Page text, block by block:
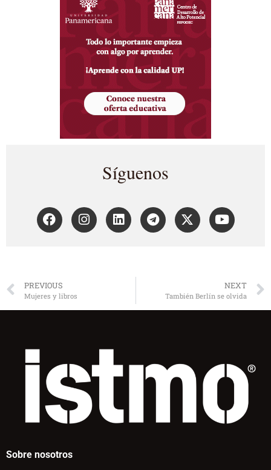
Síguenos
PREVIOUS
Mujeres y libros
NEXT
También Berlín se olvida
Sobre nosotros